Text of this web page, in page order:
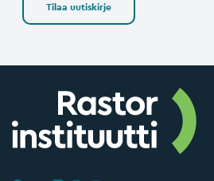
Tilaa uutiskirje